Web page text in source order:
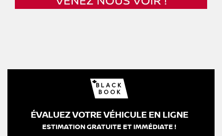
ÉVALUEZ VOTRE VÉHICULE EN LIGNE
ESTIMATION GRATUITE ET IMMÉDIATE !